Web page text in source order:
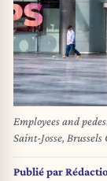
Employees and
Publié par